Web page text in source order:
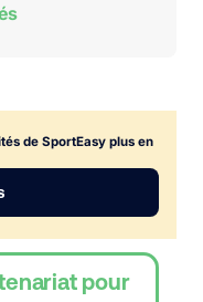
de SportEasy plus en
pour